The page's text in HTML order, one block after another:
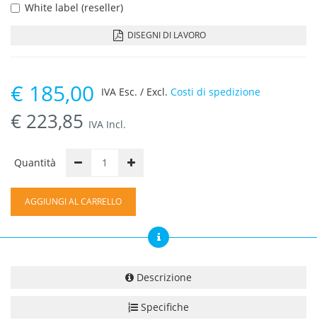
White label (reseller)
DISEGNI DI LAVORO
€ 185,00
€ 223,85 IVA Incl.
IVA Esc. / Excl. Costi di spedizione
Quantità
AGGIUNGI AL CARRELLO
Descrizione
Specifiche